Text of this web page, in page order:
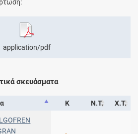
application/pdf
σκευάσματα
Κ Ν.Τ. Χ.Τ.